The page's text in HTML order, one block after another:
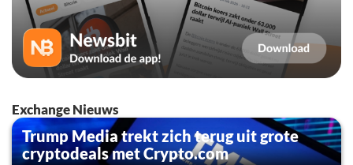
Exchange Nieuws
Trump Media trekt zich terug uit grote
cryptodeals met Crypto.com